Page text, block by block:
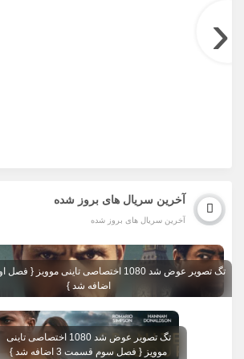
‹
آخرین سریال های بروز شده
آخرین سریال های بروز شده
اضافه شد }
تگ تصویر عوض شد 1080 اختصاصی تاینی
موویز { فصل سوم قسمت 3 اضافه شد }